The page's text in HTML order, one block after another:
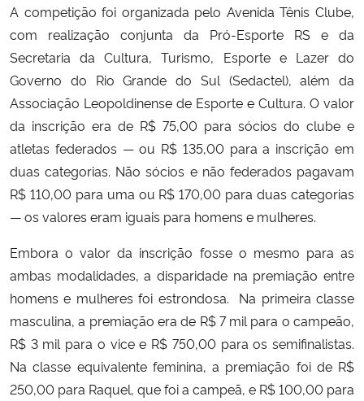
A competição foi organizada pelo Avenida Tênis Clube,
com realização conjunta da Pró-Esporte RS e da
Secretaria da Cultura, Turismo, Esporte e Lazer do
Governo do Rio Grande do Sul (Sedactel), além da
Associação Leopoldinense de Esporte e Cultura. O valor
da inscrição era de R$ 75,00 para sócios do clube e
atletas federados — ou R$ 135,00 para a inscrição em
duas categorias. Não sócios e não federados pagavam
R$ 110,00 para uma ou R$ 170,00 para duas categorias
— os valores eram iguais para homens e mulheres.
Embora o valor da inscrição fosse o mesmo para as
ambas modalidades, a disparidade na premiação entre
homens e mulheres foi estrondosa. Na primeira classe
masculina, a premiação era de R$ 7 mil para o campeão,
R$ 3 mil para o vice e R$ 750,00 para os semifinalistas.
Na classe equivalente feminina, a premiação foi de R$
250,00 para Raquel, que foi a campeã, e R$ 100,00 para